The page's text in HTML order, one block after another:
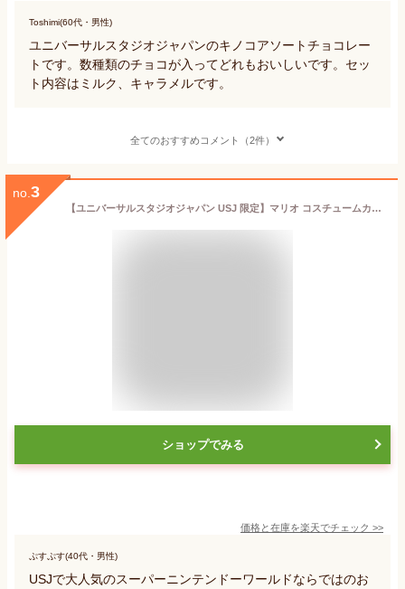
Toshimi(60代・男性)
ユニバーサルスタジオジャパンのキノコアソートチョコレー
トです。数種類のチョコが入ってどれもおいしいです。セッ
ト内容はミルク、キャラメルです。
全てのおすすめコメント（2件）
no. 3
【ユニバーサルスタジオジャパン USJ 限定】マリオ コスチュームカンクッキー スーパー ニンテンドー ワールド お土産 お菓子 ユニバ グッズ プレゼント (買物袋付き)
ショップでみる
価格と在庫を楽天でチェック >>
ぷすぷす(40代・男性)
USJで大人気のスーパーニンテンドーワールドならではのお